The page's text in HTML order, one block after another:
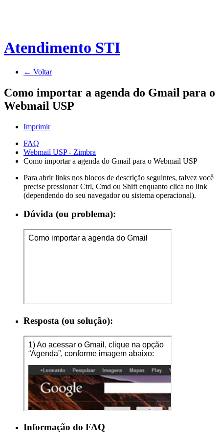
Atendimento STI
← Voltar
Como importar a agenda do Gmail para o
Webmail USP
Imprimir
FAQ
Webmail USP - Zimbra
Como importar a agenda do Gmail para o Webmail USP
Para abrir links nos blocos de descrição seguintes, talvez você
precise pressionar Ctrl, Cmd ou Shift enquanto clica no link
(dependendo do seu navegador ou sistema operacional).
Dúvida (ou problema):
Resposta (ou solução):
Informação do FAQ